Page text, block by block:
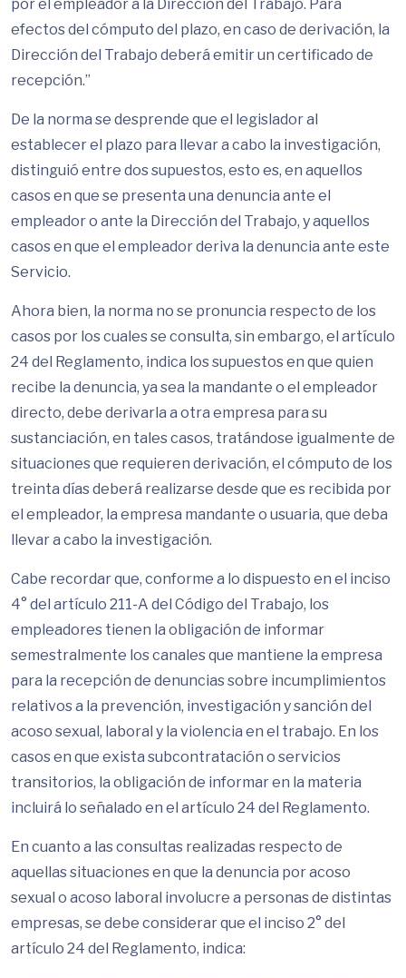
por el empleador a la Dirección del Trabajo. Para
efectos del cómputo del plazo, en caso de derivación, la
Dirección del Trabajo deberá emitir un certificado de
recepción.”
De la norma se desprende que el legislador al
establecer el plazo para llevar a cabo la investigación,
distinguió entre dos supuestos, esto es, en aquellos
casos en que se presenta una denuncia ante el
empleador o ante la Dirección del Trabajo, y aquellos
casos en que el empleador deriva la denuncia ante este
Servicio.
Ahora bien, la norma no se pronuncia respecto de los
casos por los cuales se consulta, sin embargo, el artículo
24 del Reglamento, indica los supuestos en que quien
recibe la denuncia, ya sea la mandante o el empleador
directo, debe derivarla a otra empresa para su
sustanciación, en tales casos, tratándose igualmente de
situaciones que requieren derivación, el cómputo de los
treinta días deberá realizarse desde que es recibida por
el empleador, la empresa mandante o usuaria, que deba
llevar a cabo la investigación.
Cabe recordar que, conforme a lo dispuesto en el inciso
4° del artículo 211-A del Código del Trabajo, los
empleadores tienen la obligación de informar
semestralmente los canales que mantiene la empresa
para la recepción de denuncias sobre incumplimientos
relativos a la prevención, investigación y sanción del
acoso sexual, laboral y la violencia en el trabajo. En los
casos en que exista subcontratación o servicios
transitorios, la obligación de informar en la materia
incluirá lo señalado en el artículo 24 del Reglamento.
En cuanto a las consultas realizadas respecto de
aquellas situaciones en que la denuncia por acoso
sexual o acoso laboral involucre a personas de distintas
empresas, se debe considerar que el inciso 2° del
artículo 24 del Reglamento, indica: